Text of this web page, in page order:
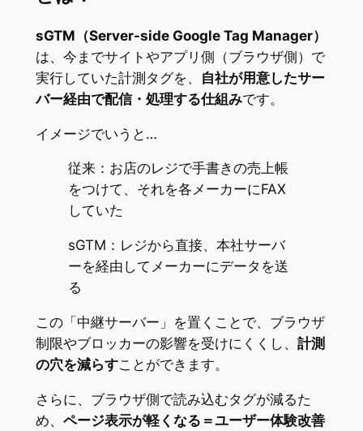
sGTM（Server-side Google Tag Manager）
は、今までサイトやアプリ側（ブラウザ側）で
実行していた計測タグを、
自社が用意したサー
バー経由で配信・処理する仕組みです。
イメージでいうと…
従来：お店のレジで手書きの売上帳
をつけて、それを各メーカーにFAX
していた
sGTM：レジから直接、本社サーバ
ーを経由してメーカーにデータを送
る
この「中継サーバー」を置くことで、ブラウザ
制限やブロッカーの影響を受けにくくし、 計測
の穴を減らすことができます。
さらに、ブラウザ側で読み込むタグが減るた
め、 ページ表示が軽くなる＝ユーザー体験改善